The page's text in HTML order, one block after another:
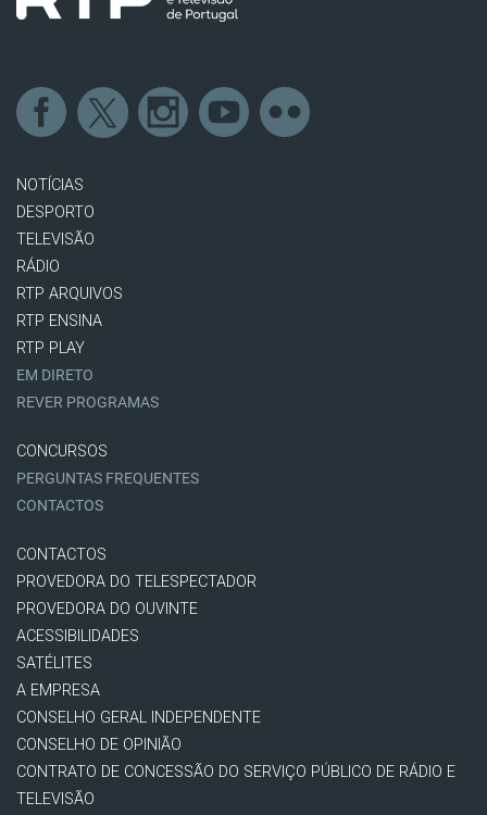
NOTÍCIAS
DESPORTO
TELEVISÃO
RÁDIO
RTP ARQUIVOS
RTP ENSINA
RTP PLAY
EM DIRETO
REVER PROGRAMAS
CONCURSOS
PERGUNTAS FREQUENTES
CONTACTOS
CONTACTOS
PROVEDORA DO TELESPECTADOR
PROVEDORA DO OUVINTE
ACESSIBILIDADES
SATÉLITES
A EMPRESA
CONSELHO GERAL INDEPENDENTE
CONSELHO DE OPINIÃO
CONTRATO DE CONCESSÃO DO SERVIÇO PÚBLICO DE RÁDIO E
TELEVISÃO